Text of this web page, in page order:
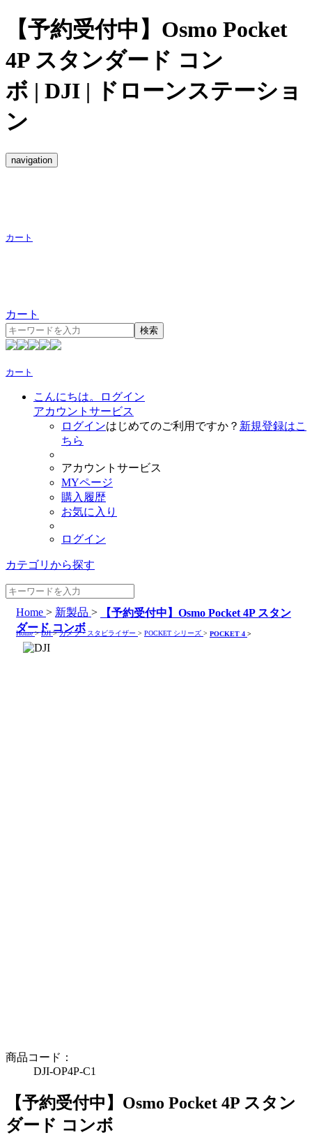
【予約受付中】Osmo Pocket
4P スタンダード コン
ボ | DJI | ドローンステーショ
ン
navigation
カート
カート
検索
カート
こんにちは。ログイン
アカウントサービス
ログインはじめてのご利用ですか？ 新規登録はこ
ちら
アカウントサービス
MYページ
購入履歴
お気に入り
ログイン
カテゴリから探す
Home > 新製品 >
【予約受付中】Osmo Pocket 4P スタン
ダード コンボ
Home >DJI >カメラ・スタビライザー > POCKET シリーズ > POCKET 4 >
商品コード：
DJI-OP4P-C1
【予約受付中】Osmo Pocket 4P スタン
ダード コンボ